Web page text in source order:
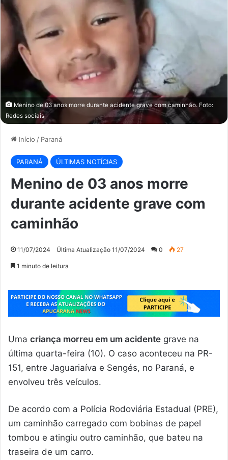
Menino de 03 anos morre durante acidente grave com caminhão. Foto:
Redes sociais
Início / Paraná
PARANÁ ÚLTIMAS NOTÍCIAS
Menino de 03 anos morre
durante acidente grave com
caminhão
11/07/2024 Última Atualização 11/07/2024 0 27
1 minuto de leitura
Uma criança morreu em um acidente grave na
última quarta-feira (10). O caso aconteceu na PR-
151, entre Jaguariaíva e Sengés, no Paraná, e
envolveu três veículos.
De acordo com a Polícia Rodoviária Estadual (PRE),
um caminhão carregado com bobinas de papel
tombou e atingiu outro caminhão, que bateu na
traseira de um carro.